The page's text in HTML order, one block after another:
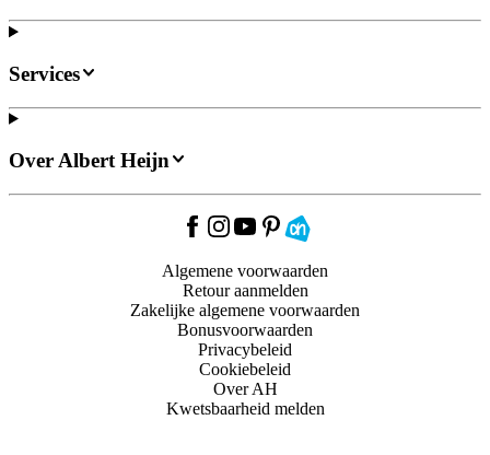
Services
Over Albert Heijn
Algemene voorwaarden
Retour aanmelden
Zakelijke algemene voorwaarden
Bonusvoorwaarden
Privacybeleid
Cookiebeleid
Over AH
Kwetsbaarheid melden